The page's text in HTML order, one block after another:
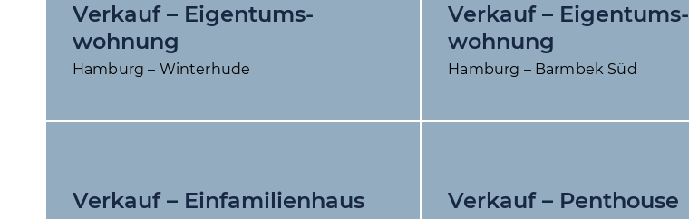
Verkauf – Eigentums­
wohnung
Hamburg – Winterhude
Verkauf – Eigentums­
wohnung
Hamburg – Barmbek Süd
Verkauf – Einfamilienhaus Verkauf – Penthouse